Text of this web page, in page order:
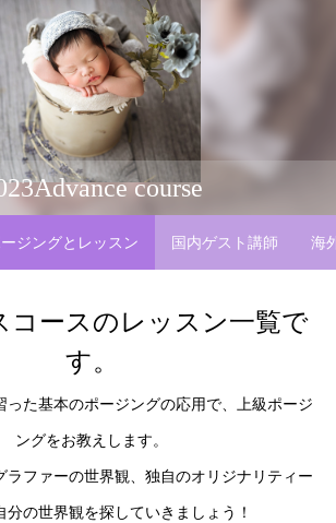
course
ジングとレッスン 国内ゲスト講師 海
コースのレッスン一覧で
す。
った基本のポージングの応用で、上級ポージ
ングをお教えします。
ラファーの世界観、独自のオリジナリティー
分の世界観を探していきましょう！